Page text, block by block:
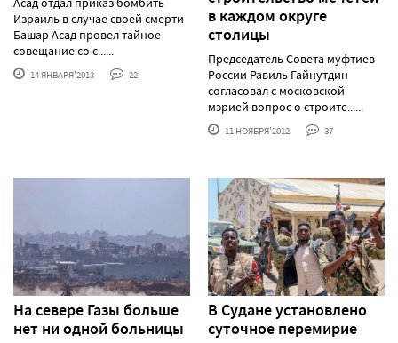
Израиль в случае своей смерти
Башар Асад провел тайное
совещание со с......
14 ЯНВАРЯ'2013 22
в каждом округе
столицы
Председатель Совета муфтиев
России Равиль Гайнутдин
согласовал с московской
мэрией вопрос о строите......
11 НОЯБРЯ'2012 37
На севере Газы больше
нет ни одной больницы
В Судане установлено
суточное перемирие